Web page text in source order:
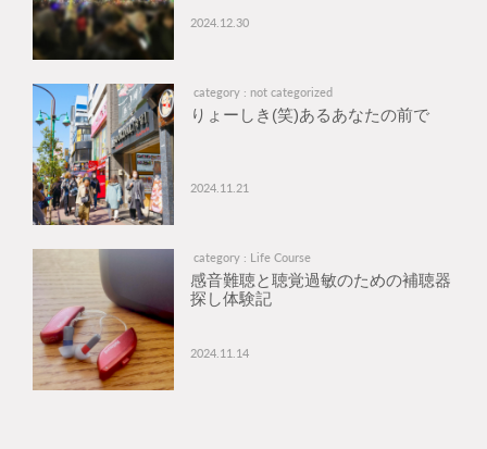
2024.12.30
category : not categorized
りょーしき(笑)あるあなたの前で
2024.11.21
category : Life Course
感音難聴と聴覚過敏のための補聴器
探し体験記
2024.11.14